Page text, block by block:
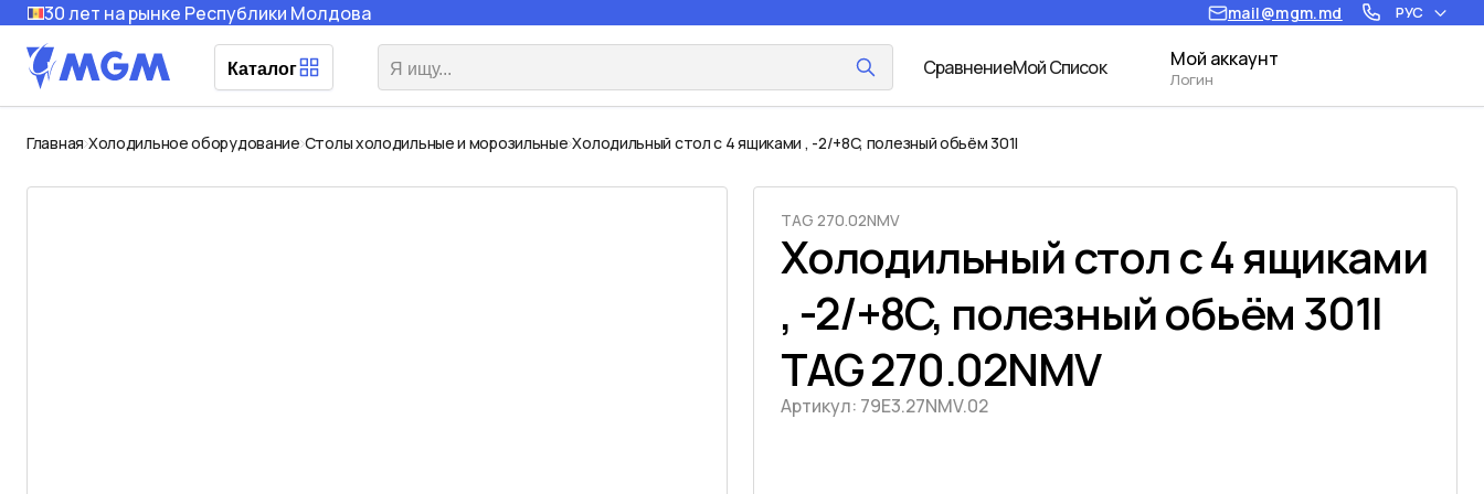
30 лет на рынке Республики Молдова mail@mgm.md РУС
Каталог СравнениеМой Список Мой аккаунт
Логин
Главная Холодильное оборудование Столы холодильные и морозильные Холодильный стол с 4 ящиками , -2/+8C, полезный обьём 301l
TAG 270.02NMV
Холодильный стол с 4 ящиками
, -2/+8C, полезный обьём 301l
TAG 270.02NMV
Артикул: 79E3.27NMV.02